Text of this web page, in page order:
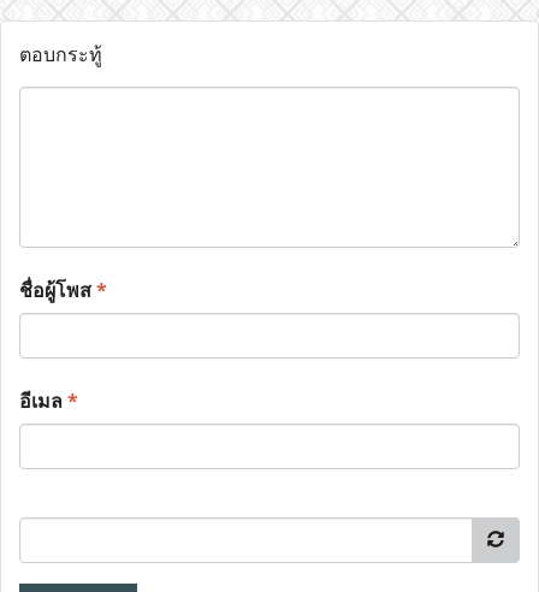
ตอบกระทู้
ชื่อผู้โพส*
อีเมล*